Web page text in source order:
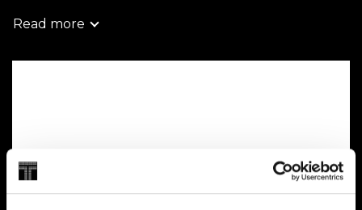
with an admission ticket or annual pass.
Read more
Swedish